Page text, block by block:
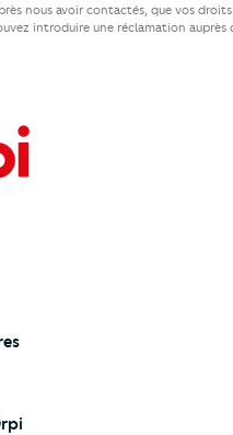
nous avoir contactés, que vos
introduire une réclamation auprès